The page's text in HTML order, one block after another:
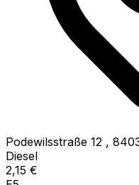
Podewilsstraße 12 ,
Diesel
2,15 €